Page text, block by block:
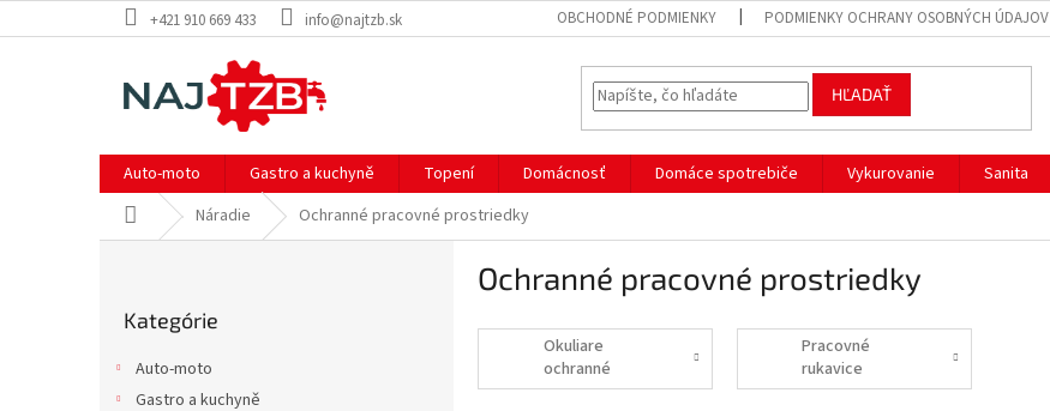
na
+421 910 669 433 info@najtzb.sk OBCHODNÉ PODMIENKY PODMIENKY OCHRANY OSOBNÝCH ÚDAJOV
HĽADAŤ
Auto-moto Gastro a kuchyně Topení Domácnosť Domáce spotrebiče Vykurovanie Sanita
DomovNáradie Ochranné pracovné prostriedky
kategórie
Kategórie
Auto-moto
Gastro a kuchyně
Ochranné pracovné prostriedky
Okuliare
ochranné
Pracovné
rukavice